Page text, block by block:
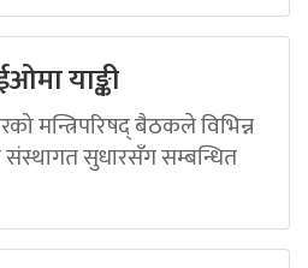
याङ्की
मन्त्रिपरिषद् बैठकले विभिन्न
संस्थागत सुधारसँग सम्बन्धित